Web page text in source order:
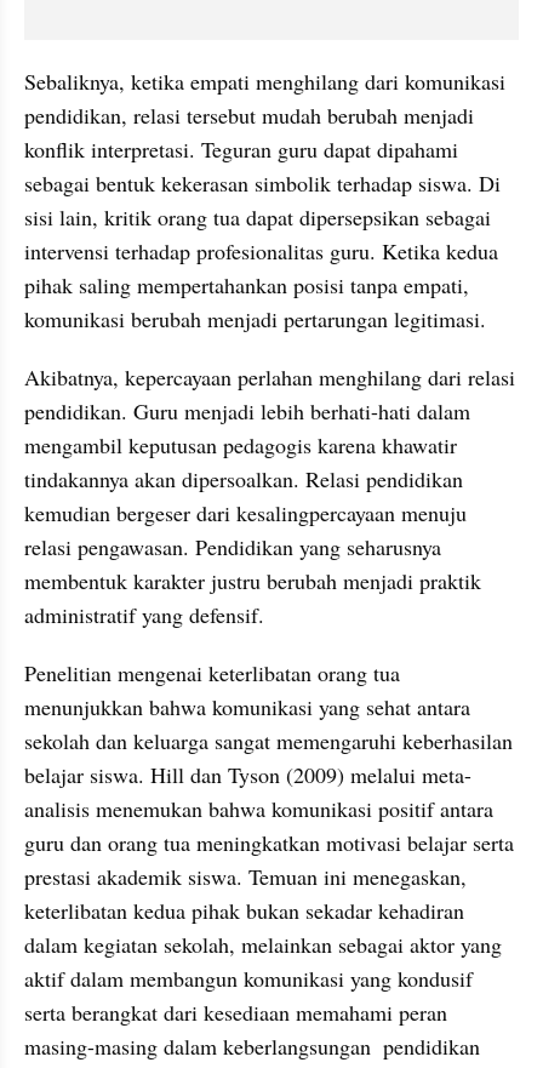
Sebaliknya, ketika empati menghilang dari komunikasi
pendidikan, relasi tersebut mudah berubah menjadi
konflik interpretasi. Teguran guru dapat dipahami
sebagai bentuk kekerasan simbolik terhadap siswa. Di
sisi lain, kritik orang tua dapat dipersepsikan sebagai
intervensi terhadap profesionalitas guru. Ketika kedua
pihak saling mempertahankan posisi tanpa empati,
komunikasi berubah menjadi pertarungan legitimasi.
Akibatnya, kepercayaan perlahan menghilang dari relasi
pendidikan. Guru menjadi lebih berhati-hati dalam
mengambil keputusan pedagogis karena khawatir
tindakannya akan dipersoalkan. Relasi pendidikan
kemudian bergeser dari kesalingpercayaan menuju
relasi pengawasan. Pendidikan yang seharusnya
membentuk karakter justru berubah menjadi praktik
administratif yang defensif.
Penelitian mengenai keterlibatan orang tua
menunjukkan bahwa komunikasi yang sehat antara
sekolah dan keluarga sangat memengaruhi keberhasilan
belajar siswa. Hill dan Tyson (2009) melalui meta-
analisis menemukan bahwa komunikasi positif antara
guru dan orang tua meningkatkan motivasi belajar serta
prestasi akademik siswa. Temuan ini menegaskan,
keterlibatan kedua pihak bukan sekadar kehadiran
dalam kegiatan sekolah, melainkan sebagai aktor yang
aktif dalam membangun komunikasi yang kondusif
serta berangkat dari kesediaan memahami peran
masing-masing dalam keberlangsungan  pendidikan